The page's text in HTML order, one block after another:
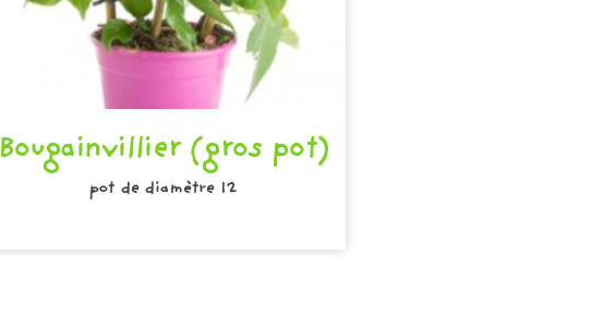
Bougainvillier (gros pot)
pot de diamètre 12